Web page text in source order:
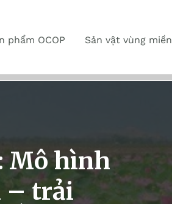
phẩm OCOP Sản vật vùng miền
Mô hình
– trải